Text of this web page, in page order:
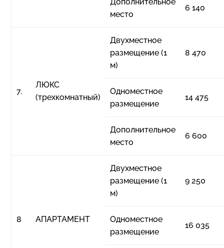
место
6 140
7.
ЛЮКС
(трехкомнатный)
Двухместное
размещение (1
м)
8 470
Одноместное
размещение
14 475
Дополнительное
место
6 600
8 АПАРТАМЕНТ
Двухместное
размещение (1
м)
9 250
Одноместное
размещение
16 035